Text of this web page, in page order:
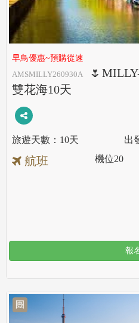
早鳥優惠~預購從速
AMSMILLY260930A
雙花海10天
10天
航班 機位20
報
團